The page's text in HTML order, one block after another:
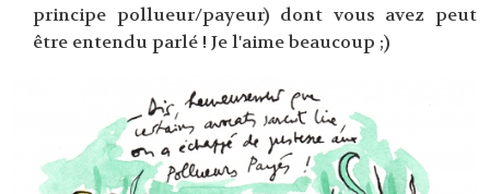
principe pollueur/payeur) dont vous avez peut
être entendu parlé ! Je l'aime beaucoup ;)